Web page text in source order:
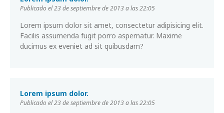
Publicado el 23 de septiembre de 2013 a las 22:05
Lorem ipsum dolor sit amet, consectetur adipisicing elit.
Facilis assumenda fugit porro aspernatur. Maxime
ducimus ex eveniet ad sit quibusdam?
Lorem ipsum dolor.
Publicado el 23 de septiembre de 2013 a las 22:05